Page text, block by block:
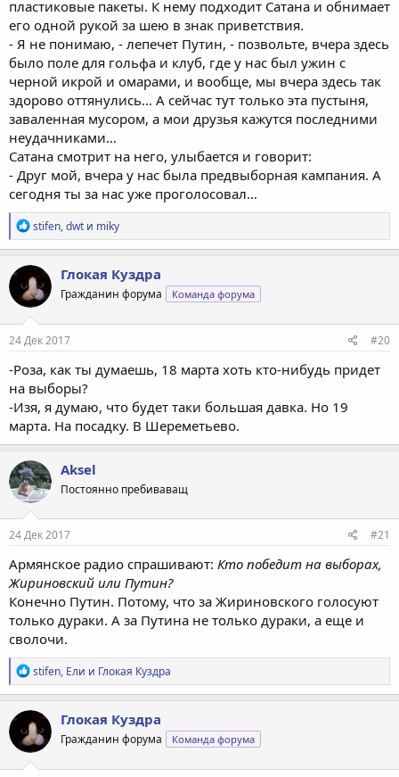
пластиковые пакеты. К нему подходит Сатана и обнимает
его одной рукой за шею в знак приветствия.
- Я не понимаю, - лепечет Путин, - позвольте, вчера здесь
было поле для гольфа и клуб, где у нас был ужин с
черной икрой и омарами, и вообще, мы вчера здесь так
здорово оттянулись… А сейчас тут только эта пустыня,
заваленная мусором, а мои друзья кажутся последними
неудачниками…
Сатана смотрит на него, улыбается и говорит:
- Друг мой, вчера у нас была предвыборная кампания. А
сегодня ты за нас уже проголосовал…
Р
е
а
к
ц
и
и
:
stifen,dwt и miky
Глокая Куздра
Гражданин форума Команда форума
24 Дек 2017 #20
-Роза, как ты думаешь, 18 марта хоть кто-нибудь придет
на выборы?
-Изя, я думаю, что будет таки большая давка. Но 19
марта. На посадку. В Шереметьево.
Aksel
Постоянно пребиваващ
24 Дек 2017 #21
Армянское радио спрашивают: Кто победит на выборах,
Жириновский или Путин?
Конечно Путин. Потому, что за Жириновского голосуют
только дураки. А за Путина не только дураки, а еще и
сволочи.
Р
е
а
к
ц
и
и
:
stifen, Ели и Глокая Куздра
Глокая Куздра
Гражданин форума Команда форума